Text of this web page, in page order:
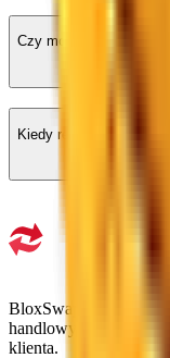
Czy mogę wziąć udział
Kiedy resetują się
BloxSwaps to zaufana
handlowych z
klienta.